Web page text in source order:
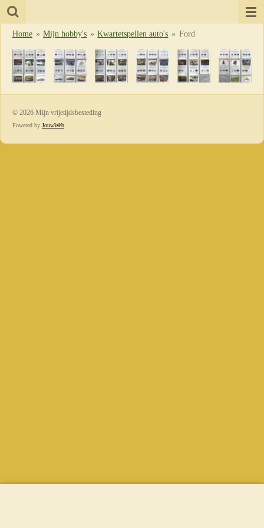
Ga
de
hoofdinhoud
Home » Mijn hobby's » Kwartetspellen auto's » Ford
© 2026 Mijn vrijetijdsbesteding
Powered by JouwWeb